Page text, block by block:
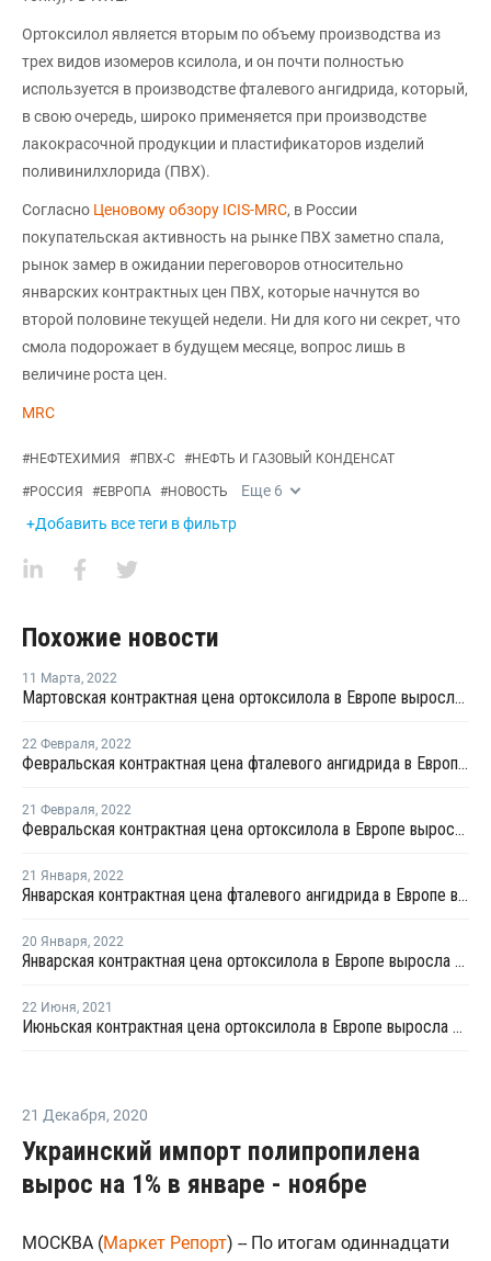
Ортоксилол является вторым по объему производства из
трех видов изомеров ксилола, и он почти полностью
используется в производстве фталевого ангидрида, который,
в свою очередь, широко применяется при производстве
лакокрасочной продукции и пластификаторов изделий
поливинилхлорида (ПВХ).
Согласно Ценовому обзору ICIS-MRC, в России
покупательская активность на рынке ПВХ заметно спала,
рынок замер в ожидании переговоров относительно
январских контрактных цен ПВХ, которые начнутся во
второй половине текущей недели. Ни для кого ни секрет, что
смола подорожает в будущем месяце, вопрос лишь в
величине роста цен.
MRC
#НЕФТЕХИМИЯ #ПВХ-С #НЕФТЬ И ГАЗОВЫЙ КОНДЕНСАТ
#РОССИЯ #ЕВРОПА #НОВОСТЬ Еще 6
+Добавить все теги в фильтр
Похожие новости
11 Марта, 2022
Мартовская контрактная цена ортоксилола в Европе выросла на EUR150 за тонну
22 Февраля, 2022
Февральская контрактная цена фталевого ангидрида в Европе выросла на EUR72 за тонну
21 Февраля, 2022
Февральская контрактная цена ортоксилола в Европе выросла на EUR72 за тонну
21 Января, 2022
Январская контрактная цена фталевого ангидрида в Европе выросла на EUR33 за тонну
20 Января, 2022
Январская контрактная цена ортоксилола в Европе выросла на EUR33 за тонну
22 Июня, 2021
Июньская контрактная цена ортоксилола в Европе выросла на EUR7,5 за тонну
21 Декабря, 2020
Украинский импорт полипропилена
вырос на 1% в январе - ноябре
МОСКВА (Маркет Репорт) -- По итогам одиннадцати